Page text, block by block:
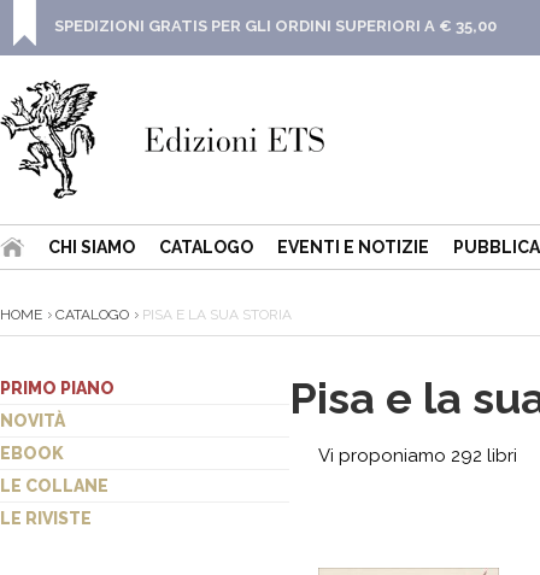
SPEDIZIONI GRATIS PER GLI ORDINI SUPERIORI A € 35,00
CHI SIAMO CATALOGO EVENTI E NOTIZIE
HOME CATALOGO PISA E LA SUA STORIA
PRIMO PIANO
NOVITÀ
EBOOK
LE COLLANE
LE RIVISTE
Pisa e la
Vi proponiamo 292 libri